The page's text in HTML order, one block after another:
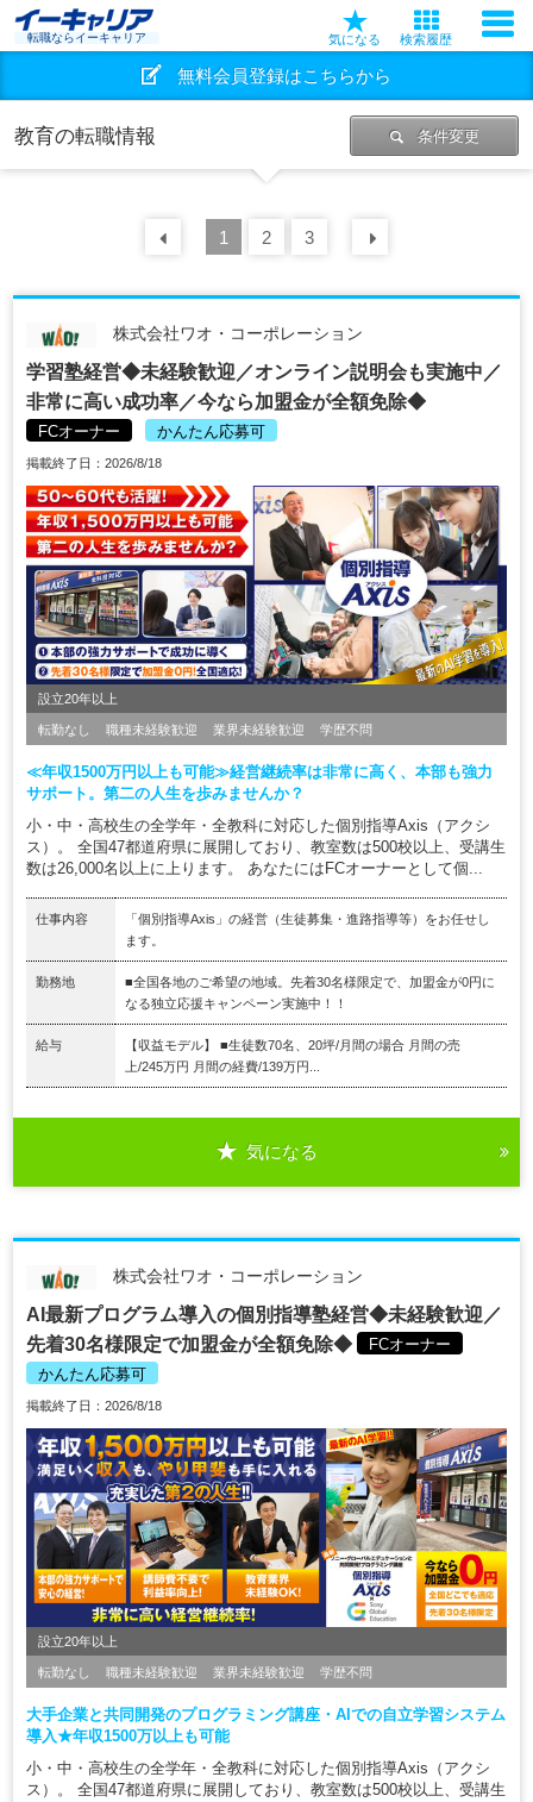
転職ならイーキャリア 気になる 検索履歴
無料会員登録はこちらから
教育の転職情報 条件変更
前の 30
1 2 3
株式会社ワオ・コーポレーション
学習塾経営◆未経験歓迎／オンライン説明会も実施中／
非常に高い成功率／今なら加盟金が全額免除◆
FCオーナー かんたん応募可
掲載終了日：2026/8/18
設立20年以上
転勤なし 職種未経験歓迎 業界未経験歓迎 学歴不問
≪年収1500万円以上も可能≫経営継続率は非常に高く、本部も強力
サポート。第二の人生を歩みませんか？
小・中・高校生の全学年・全教科に対応した個別指導Axis（アクシ
ス）。 全国47都道府県に展開しており、教室数は500校以上、受講生
数は26,000名以上に上ります。 あなたにはFCオーナーとして個...
仕事内容
「個別指導Axis」の経営（生徒募集・進路指導等）をお任せし
ます。
勤務地
■全国各地のご希望の地域。先着30名様限定で、加盟金が0円に
なる独立応援キャンペーン実施中！！
給与
【収益モデル】 ■生徒数70名、20坪/月間の場合 月間の売
上/245万円 月間の経費/139万円...
気になる
株式会社ワオ・コーポレーション
AI最新プログラム導入の個別指導塾経営◆未経験歓迎／
先着30名様限定で加盟金が全額免除◆
FCオーナー
かんたん応募可
掲載終了日：2026/8/18
設立20年以上
転勤なし 職種未経験歓迎 業界未経験歓迎 学歴不問
大手企業と共同開発のプログラミング講座・AIでの自立学習システム
導入★年収1500万以上も可能
小・中・高校生の全学年・全教科に対応した個別指導Axis（アクシ
ス）。 全国47都道府県に展開しており、教室数は500校以上、受講生